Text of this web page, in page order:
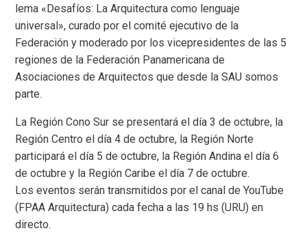
lema «Desafíos: La Arquitectura como lenguaje
universal», curado por el comité ejecutivo de la
Federación y moderado por los vicepresidentes de las 5
regiones de la Federación Panamericana de
Asociaciones de Arquitectos que desde la SAU somos
parte.
La Región Cono Sur se presentará el día 3 de octubre, la
Región Centro el día 4 de octubre, la Región Norte
participará el día 5 de octubre, la Región Andina el día 6
de octubre y la Región Caribe el día 7 de octubre.
Los eventos serán transmitidos por el canal de YouTube
(FPAA Arquitectura) cada fecha a las 19 hs (URU) en
directo.